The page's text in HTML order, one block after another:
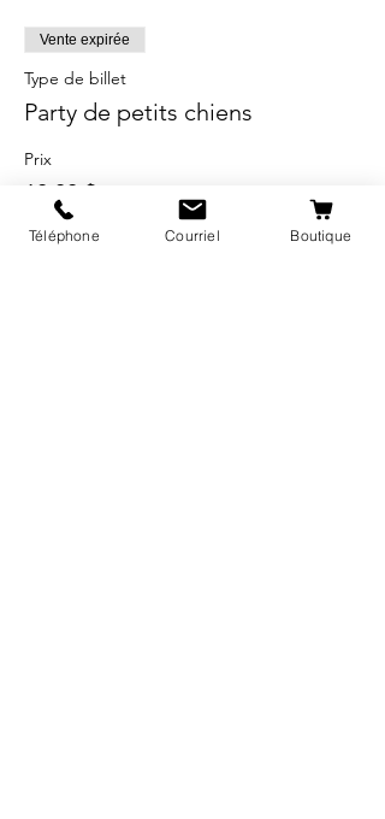
Vente expirée
Type de billet
Party de petits chiens
Prix
10,00 $
+1,50 $ Taxe QC
Téléphone Courriel Boutique